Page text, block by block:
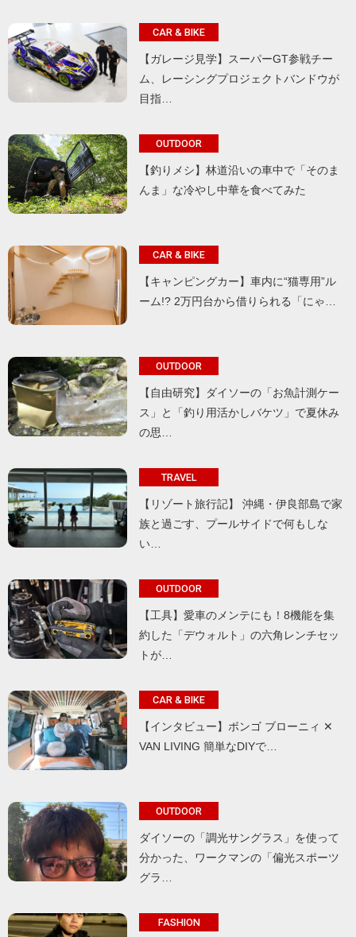
CAR & BIKE
【ガレージ見学】スーパーGT参戦チー
ム、レーシングプロジェクトバンドウが
目指…
OUTDOOR
【釣りメシ】林道沿いの車中で「そのま
んま」な冷やし中華を食べてみた
CAR & BIKE
【キャンピングカー】車内に“猫専用”ル
ーム!? 2万円台から借りられる「にゃ…
OUTDOOR
【自由研究】ダイソーの「お魚計測ケー
ス」と「釣り用活かしバケツ」で夏休み
の思…
TRAVEL
【リゾート旅行記】 沖縄・伊良部島で家
族と過ごす、プールサイドで何もしな
い…
OUTDOOR
【工具】愛車のメンテにも！8機能を集
約した「デウォルト」の六角レンチセッ
トが…
CAR & BIKE
【インタビュー】ボンゴ ブローニィ ✕
VAN LIVING 簡単なDIYで…
OUTDOOR
ダイソーの「調光サングラス」を使って
分かった、ワークマンの「偏光スポーツ
グラ…
FASHION